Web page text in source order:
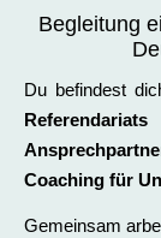
Begleitung
Du befindest
Referendariats
Coaching für
Gemeinsam